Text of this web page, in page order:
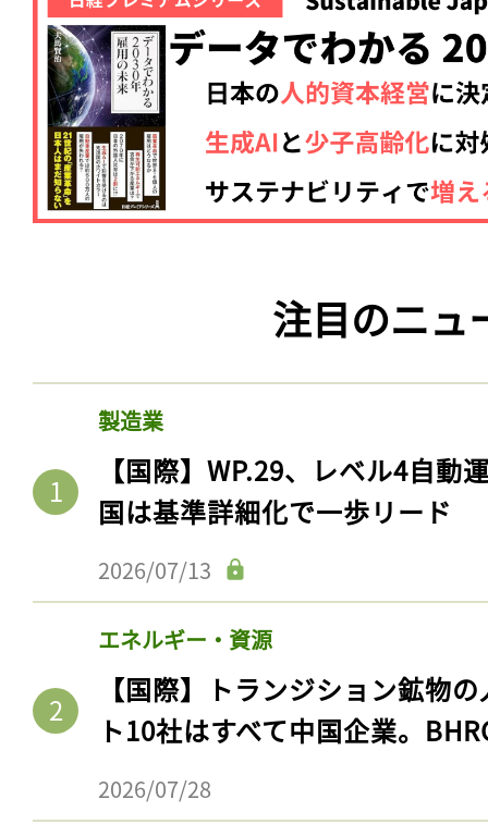
注目のニュ
製造業
【国際】WP.29、レベル4自動
国は基準詳細化で一歩リード
2026/07/13
エネルギー・資源
【国際】トランジション鉱物
ト10社はすべて中国企業。
2026/07/28